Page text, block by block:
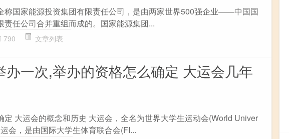
称国家能源投资集团有限责任公司，是由两家世界500强企业——中国国
责任公司合并重组而成的。国家能源集团...
790 文章列表
办一次,举办的资格怎么确定 大运会几年
定 大运会的概念和历史 大运会，全名为世界大学生运动会(World Univer
会，是由国际大学生体育联合会(FI...